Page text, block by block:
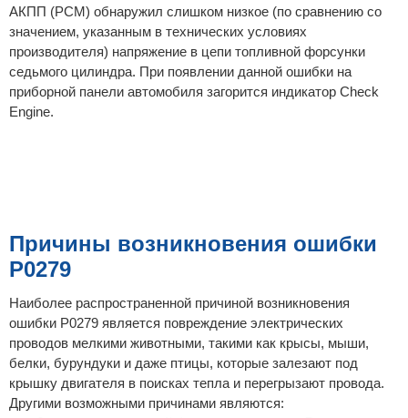
АКПП (PCM) обнаружил слишком низкое (по сравнению со
значением, указанным в технических условиях
производителя) напряжение в цепи топливной форсунки
седьмого цилиндра. При появлении данной ошибки на
приборной панели автомобиля загорится индикатор Check
Engine.
Причины возникновения ошибки
P0279
Наиболее распространенной причиной возникновения
ошибки P0279 является повреждение электрических
проводов мелкими животными, такими как крысы, мыши,
белки, бурундуки и даже птицы, которые залезают под
крышку двигателя в поисках тепла и перегрызают провода.
Другими возможными причинами являются: